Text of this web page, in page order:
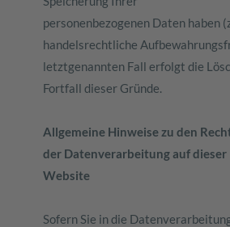
personenbezogenen Daten haben
handelsrechtliche
letztgenannten Fall erfolgt die
Fortfall dieser Gründe.
Allgemeine Hinweise zu den
der Datenverarbeitung auf dieser
Website
Sofern Sie in die